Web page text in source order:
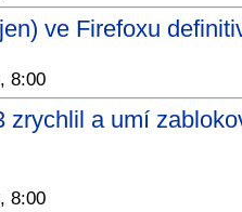
ve Firefoxu
8:00
zrychlil a umí
8:00